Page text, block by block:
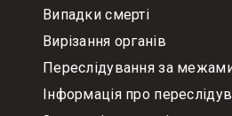
Випадки смерті
Вирізання органів
Переслідування за
Інформація про